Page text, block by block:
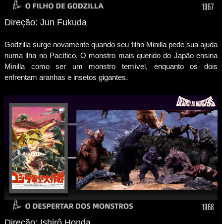
Direção: Jun Fukuda
Godzilla surge novamente quando seu filho Minilla pede sua ajuda
numa ilha no Pacífico. O monstro mais querido do Japão ensina
Minilla como ser um monstro temível, enquanto os dois
enfrentam aranhas e insetos gigantes.